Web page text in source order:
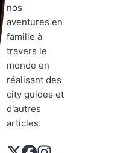
nos
aventures en
famille à
travers le
monde en
réalisant des
city guides et
d'autres
articles.